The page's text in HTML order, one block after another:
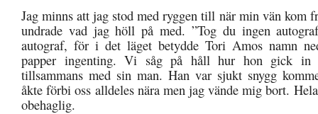
Jag minns att jag stod med ryggen till när min vän kom
undrade vad jag höll på med. ”Tog du ingen
autograf, för i det läget betydde Tori Amos namn
papper ingenting. Vi såg på håll hur hon gick
tillsammans med sin man. Han var sjukt snygg
åkte förbi oss alldeles nära men jag vände mig bort.
obehaglig.